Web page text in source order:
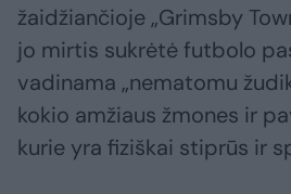
žaidžiančioje „Grimsby
jo mirtis sukrėtė futbolo
vadinama „nematomu
kokio amžiaus žmones ir
kurie yra fiziškai stiprūs ir